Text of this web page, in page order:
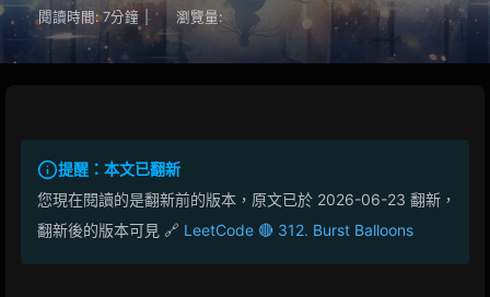
閱讀時間: 7分鐘 瀏覽量:
提醒：本文已翻新
您現在閱讀的是翻新前的版本，原文已於 2026-06-23 翻新，
翻新後的版本可見 🔗 LeetCode 🔴 312. Burst Balloons